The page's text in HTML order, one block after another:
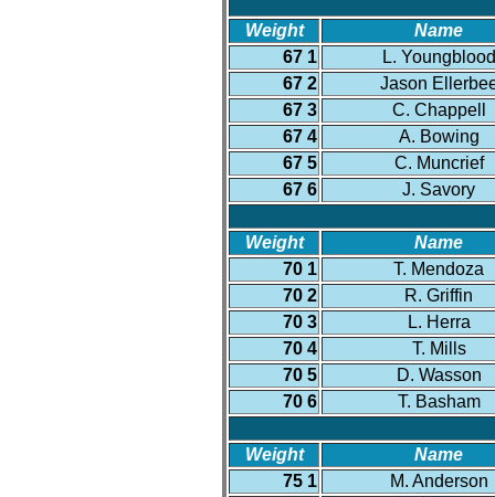
Weight
Name
67 1
L. Youngblood
67 2
Jason
67 3
C. Chappell
67 4
A. Bowing
67 5
C. Muncrief
67 6
J. Savory
Weight
Name
70 1
T. Mendoza
70 2
R. Griffin
70 3
L. Herra
70 4
T. Mills
70 5
D. Wasson
70 6
T. Basham
Weight
Name
75 1
M. Anderson